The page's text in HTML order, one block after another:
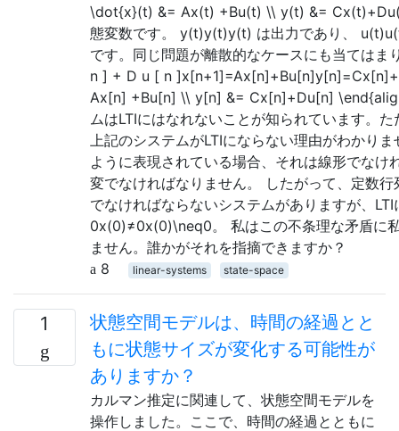
\dot{x}(t) &= Ax(t) +Bu(t) \\ y(t) &=
態変数です。 y(t)y(t)y(t) は出力であり、
です。同じ問題が離散的なケースにも当ては
n ] + D u [ n
Ax[n] +Bu[n] \\ y[n] &= Cx[n]+Du[n]
ムはLTIにはなれないことが知られています
上記のシステムがLTIにならない理由がわかり
ように表現されている場合、それは線形でな
変でなければなりません。 したがって、定数
でなければならないシステムがありますが、
0x(0)≠0x(0)\neq0。 私はこの不条理な矛盾に
ません。誰かがそれを指摘できますか？
8
linear-systems state-space
1
状態空間モデルは、時間の経過とと
もに状態サイズが変化する可能性が
ありますか？
カルマン推定に関連して、状態空間モデルを
操作しました。ここで、時間の経過とともに